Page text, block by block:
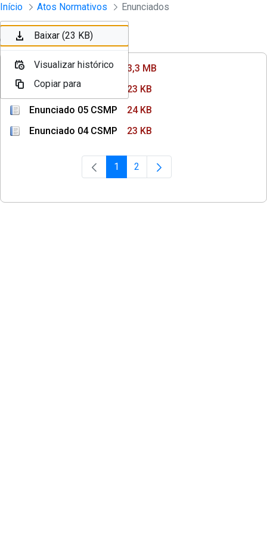
Pular para o Conteúdo principal
Instrumento jurídico - Documentos
Início Atos Normativos Enunciados
Ordenar Filtro
Enunciado 07 CSMP
3,3 MB
Enunciado 06 CSMP
23 KB
Enunciado 05 CSMP
24 KB
Enunciado 04 CSMP
23 KB
Página
1 Página
2
Baixar (3,3 MB)
Visualizar histórico
Copiar para
Baixar (23 KB)
Visualizar histórico
Copiar para